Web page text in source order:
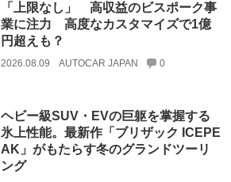
「上限なし」 高収益のビスポーク事
業に注力 高度なカスタマイズで1億
円超えも？
2026.08.09 AUTOCAR JAPAN 0
ヘビー級SUV・EVの巨躯を掌握する
氷上性能。最新作「ブリザック ICEPE
AK」がもたらす冬のグランドツーリ
ング